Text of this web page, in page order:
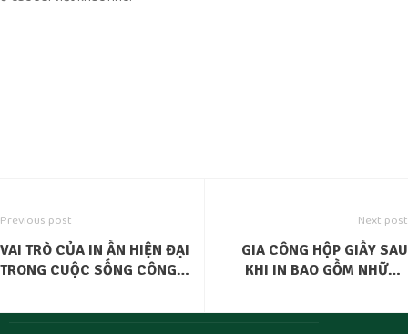
Previous post
VAI TRÒ CỦA IN ẤN HIỆN ĐẠI
TRONG CUỘC SỐNG CÔNG
Next post
GIA CÔNG HỘP GIẤY SAU
KHI IN BAO GỒM NHỮNG